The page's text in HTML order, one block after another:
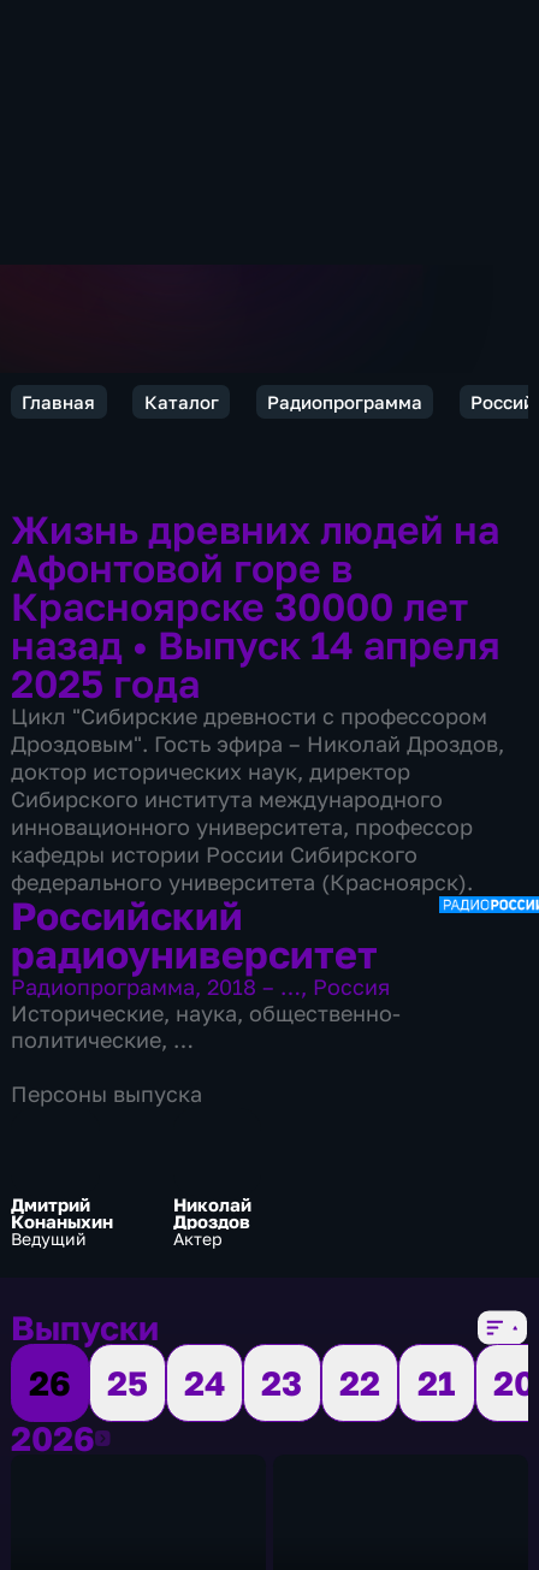
Главная Каталог Радиопрограмма
Жизнь древних людей на
Афонтовой горе в
Красноярске 30000 лет
назад • Выпуск 14 апреля
2025 года
Цикл "Сибирские древности с профессором
Дроздовым". Гость эфира – Николай Дроздов,
доктор исторических наук, директор
Сибирского института международного
инновационного университета, профессор
кафедры истории России Сибирского
федерального университета (Красноярск).
Российский
радиоуниверситет
Радиопрограмма, 2018 – …, Россия
Исторические, наука, общественно-
политические,
Персоны выпуска
Дмитрий
Конаныхин
Ведущий
Николай
Дроздов
Актер
Выпуски
26
25 24 23 22 21
20
20262026